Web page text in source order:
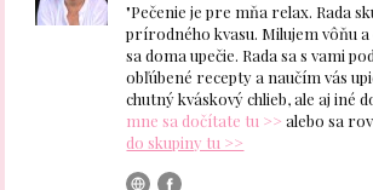
"Pečenie je pre mňa relax. Rada
prírodného kvasu. Milujem vôňu a
sa doma upečie. Rada sa s vami
obľúbené recepty a naučím vás
chutný kváskový chlieb, ale aj iné
mne sa dočítate tu >> alebo sa
do skupiny tu >>